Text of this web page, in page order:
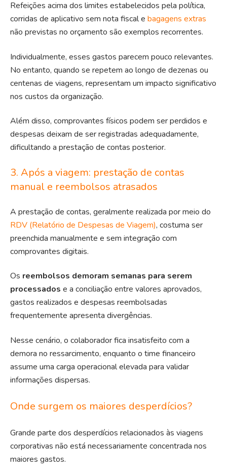
Refeições acima dos limites estabelecidos pela política,
corridas de aplicativo sem nota fiscal e bagagens extras
não previstas no orçamento são exemplos recorrentes.
Individualmente, esses gastos parecem pouco relevantes.
No entanto, quando se repetem ao longo de dezenas ou
centenas de viagens, representam um impacto significativo
nos custos da organização.
Além disso, comprovantes físicos podem ser perdidos e
despesas deixam de ser registradas adequadamente,
dificultando a prestação de contas posterior.
3. Após a viagem: prestação de contas
manual e reembolsos atrasados
A prestação de contas, geralmente realizada por meio do
RDV (Relatório de Despesas de Viagem), costuma ser
preenchida manualmente e sem integração com
comprovantes digitais.
Os reembolsos demoram semanas para serem
processados e a conciliação entre valores aprovados,
gastos realizados e despesas reembolsadas
frequentemente apresenta divergências.
Nesse cenário, o colaborador fica insatisfeito com a
demora no ressarcimento, enquanto o time financeiro
assume uma carga operacional elevada para validar
informações dispersas.
Onde surgem os maiores desperdícios?
Grande parte dos desperdícios relacionados às viagens
corporativas não está necessariamente concentrada nos
maiores gastos.